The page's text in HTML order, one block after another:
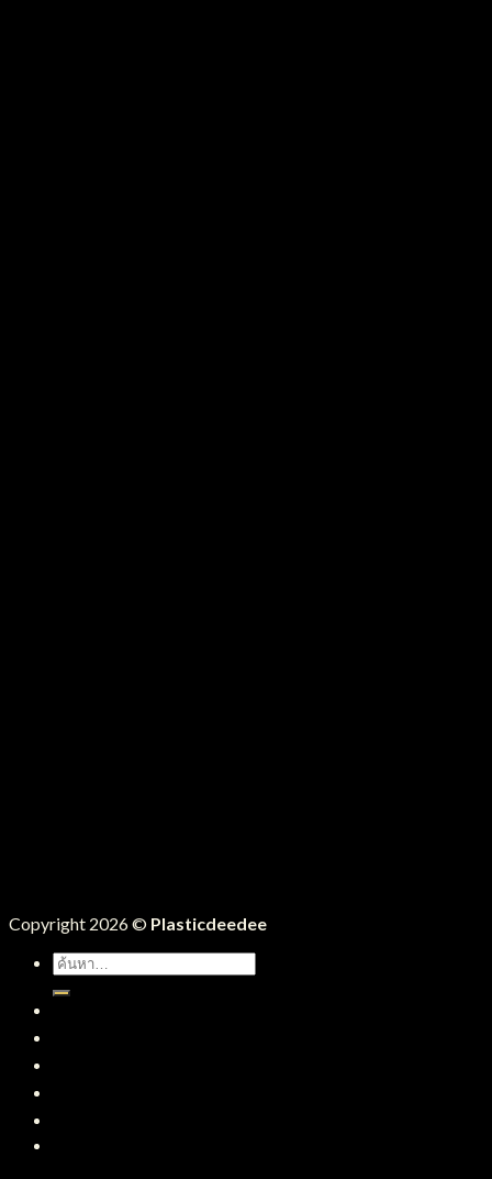
Copyright 2026 © Plasticdeedee
ค้นหา: